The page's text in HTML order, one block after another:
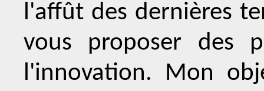
l'affût des dernières
vous proposer des
l'innovation. Mon